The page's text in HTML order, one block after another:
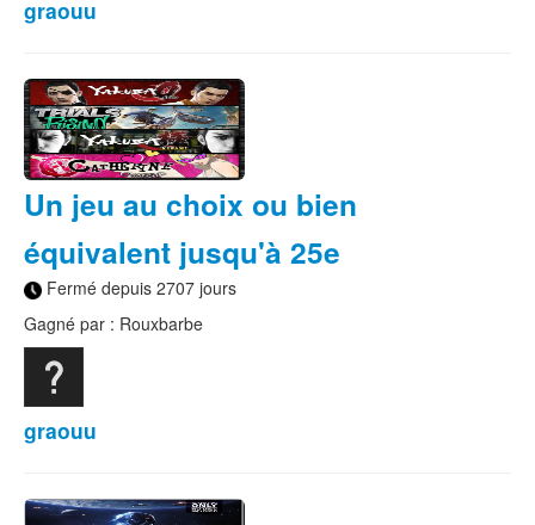
graouu
Un jeu au choix ou bien
équivalent jusqu'à 25e
Fermé depuis 2707 jours
Gagné par : Rouxbarbe
graouu